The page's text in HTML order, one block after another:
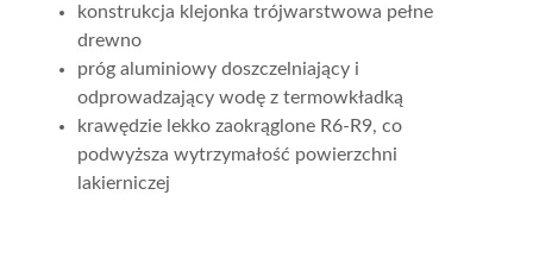
konstrukcja klejonka trójwarstwowa pełne
drewno
próg aluminiowy doszczelniający i
odprowadzający wodę z termowkładką
krawędzie lekko zaokrąglone R6-R9, co
podwyższa wytrzymałość powierzchni
lakierniczej